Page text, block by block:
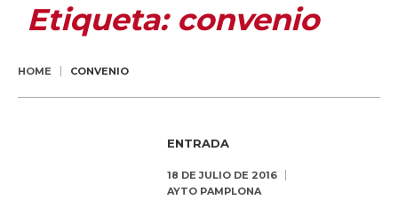
Etiqueta: convenio
HOME CONVENIO
ENTRADA
18 DE JULIO DE 2016
AYTO PAMPLONA